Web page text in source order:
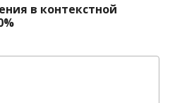
в контекстной